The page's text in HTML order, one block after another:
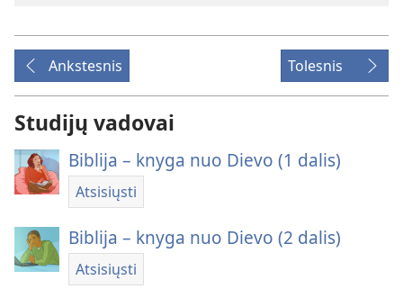
Ankstesnis Tolesnis
Studijų vadovai
Biblija – knyga nuo Dievo (1 dalis)
Atsisiųsti
Biblija – knyga nuo Dievo (2 dalis)
Atsisiųsti